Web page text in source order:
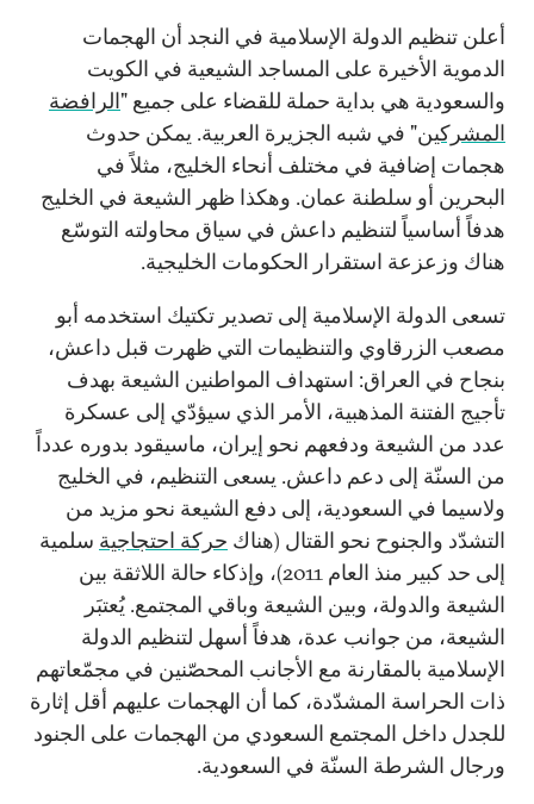
أعلن تنظيم الدولة الإسلامية في النجد أن الهجمات
الدموية الأخيرة على المساجد الشيعية في الكويت
والسعودية هي بداية حملة للقضاء على جميع "الرافضة
المشركين" في شبه الجزيرة العربية. يمكن حدوث
هجمات إضافية في مختلف أنحاء الخليج، مثلاً في
البحرين أو سلطنة عمان. وهكذا ظهر الشيعة في الخليج
هدفاً أساسياً لتنظيم داعش في سياق محاولته التوسّع
هناك وزعزعة استقرار الحكومات الخليجية.
تسعى الدولة الإسلامية إلى تصدير تكتيك استخدمه أبو
مصعب الزرقاوي والتنظيمات التي ظهرت قبل داعش،
بنجاح في العراق: استهداف المواطنين الشيعة بهدف
تأجيج الفتنة المذهبية، الأمر الذي سيؤدّي إلى عسكرة
عدد من الشيعة ودفعهم نحو إيران، ماسيقود بدوره عدداً
من السنّة إلى دعم داعش. يسعى التنظيم، في الخليج
ولاسيما في السعودية، إلى دفع الشيعة نحو مزيد من
التشدّد والجنوح نحو القتال (هناك حركة احتجاجية سلمية
إلى حد كبير منذ العام 2011)، وإذكاء حالة اللاثقة بين
الشيعة والدولة، وبين الشيعة وباقي المجتمع. يُعتبَر
الشيعة، من جوانب عدة، هدفاً أسهل لتنظيم الدولة
الإسلامية بالمقارنة مع الأجانب المحصّنين في مجمّعاتهم
ذات الحراسة المشدّدة، كما أن الهجمات عليهم أقل إثارة
للجدل داخل المجتمع السعودي من الهجمات على الجنود
ورجال الشرطة السنّة في السعودية.